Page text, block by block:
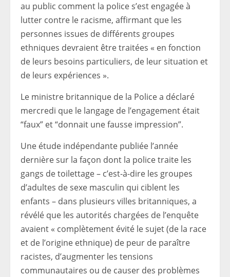
au public comment la police s’est engagée à
lutter contre le racisme, affirmant que les
personnes issues de différents groupes
ethniques devraient être traitées « en fonction
de leurs besoins particuliers, de leur situation et
de leurs expériences ».
Le ministre britannique de la Police a déclaré
mercredi que le langage de l’engagement était
“faux” et “donnait une fausse impression”.
Une étude indépendante publiée l’année
dernière sur la façon dont la police traite les
gangs de toilettage – c’est-à-dire les groupes
d’adultes de sexe masculin qui ciblent les
enfants – dans plusieurs villes britanniques, a
révélé que les autorités chargées de l’enquête
avaient « complètement évité le sujet (de la race
et de l’origine ethnique) de peur de paraître
racistes, d’augmenter les tensions
communautaires ou de causer des problèmes